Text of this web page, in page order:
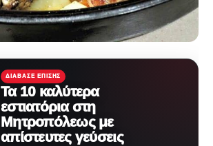
ΔΙΆΒΑΣΕ ΕΠΊΣΗΣ
Τα 10 καλύτερα
εστιατόρια στη
Μητροπόλεως με
απίστευτες γεύσεις